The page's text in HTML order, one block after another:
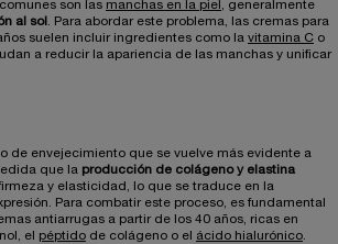
son las manchas en la piel , generalmente
al sol . Para abordar este problema, las cremas para
suelen incluir ingredientes como la vitamina C o
a reducir la apariencia de las manchas y unificar
de envejecimiento que se vuelve más evidente a
que la producción de colágeno y elastina
y elasticidad, lo que se traduce en la
Para combatir este proceso, es fundamental
antiarrugas a partir de los 40 años, ricas en
el péptido de colágeno o el ácido hialurónico.